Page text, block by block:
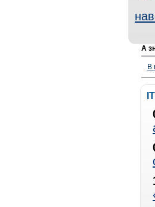
А
В